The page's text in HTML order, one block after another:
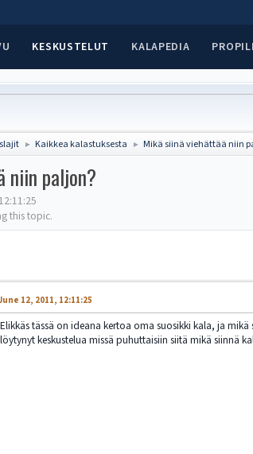
KESKUSTELUT KALAPEDIA
► Kaikkea kalastuksesta ► Mikä siinä viehättää niin
niin paljon?
this topic.
12, 2011, 12:11:25
Elikkäs tässä on ideana kertoa oma suosikki kala, ja
löytynyt keskustelua missä puhuttaisiin siitä mikä siinnä